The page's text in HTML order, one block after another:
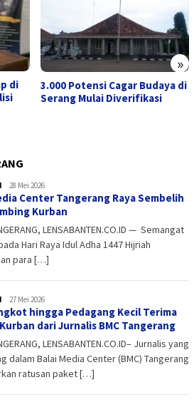
»
di
3.000 Potensi Cagar Budaya di
Serang Mulai Diverifikasi
admin
28 Mei 2026
Center Tangerang Raya Sembelih
Kurban
LENSABANTEN.CO.ID — Semangat
Hari Raya Idul Adha 1447 Hijriah
para […]
admin
27 Mei 2026
hingga Pedagang Kecil Terima
dari Jurnalis BMC Tangerang
LENSABANTEN.CO.ID– Jurnalis yang
dalam Balai Media Center (BMC) Tangerang
ratusan paket […]